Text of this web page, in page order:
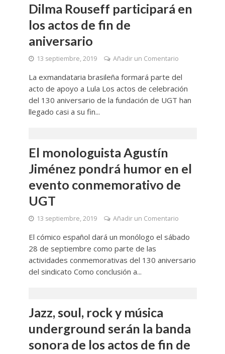
Dilma Rouseff participará en
los actos de fin de
aniversario
13 septiembre, 2019 Añadir un Comentario
La exmandataria brasileña formará parte del
acto de apoyo a Lula Los actos de celebración
del 130 aniversario de la fundación de UGT han
llegado casi a su fin...
El monologuista Agustín
Jiménez pondrá humor en el
evento conmemorativo de
UGT
13 septiembre, 2019 Añadir un Comentario
El cómico español dará un monólogo el sábado
28 de septiembre como parte de las
actividades conmemorativas del 130 aniversario
del sindicato Como conclusión a...
Jazz, soul, rock y música
underground serán la banda
sonora de los actos de fin de